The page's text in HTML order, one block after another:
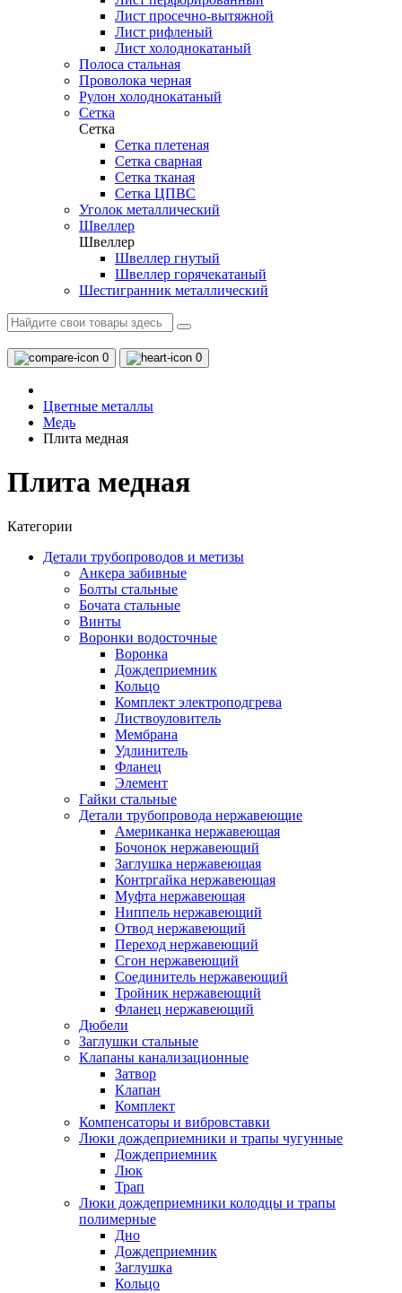
Лист просечно-вытяжной
Лист рифленый
Лист холоднокатаный
Полоса стальная
Проволока черная
Рулон холоднокатаный
Сетка
Сетка
Сетка плетеная
Сетка сварная
Сетка тканая
Сетка ЦПВС
Уголок металлический
Швеллер
Швеллер
Швеллер гнутый
Швеллер горячекатаный
Шестигранник металлический
0 0
Цветные металлы
Медь
Плита медная
Плита медная
Категории
Детали трубопроводов и метизы
Анкера забивные
Болты стальные
Бочата стальные
Винты
Воронки водосточные
Воронка
Дождеприемник
Кольцо
Комплект электроподгрева
Листвоуловитель
Мембрана
Удлинитель
Фланец
Элемент
Гайки стальные
Детали трубопровода нержавеющие
Американка нержавеющая
Бочонок нержавеющий
Заглушка нержавеющая
Контргайка нержавеющая
Муфта нержавеющая
Ниппель нержавеющий
Отвод нержавеющий
Переход нержавеющий
Сгон нержавеющий
Соединитель нержавеющий
Тройник нержавеющий
Фланец нержавеющий
Дюбели
Заглушки стальные
Клапаны канализационные
Затвор
Клапан
Комплект
Компенсаторы и вибровставки
Люки дождеприемники и трапы чугунные
Дождеприемник
Люк
Трап
Люки дождеприемники колодцы и трапы
полимерные
Дно
Дождеприемник
Заглушка
Кольцо